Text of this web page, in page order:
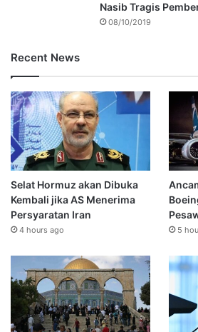
Nasib Tragis
08/10/2019
Recent News
Selat Hormuz akan Dibuka
Kembali jika AS Menerima
Persyaratan Iran
4 hours ago 5